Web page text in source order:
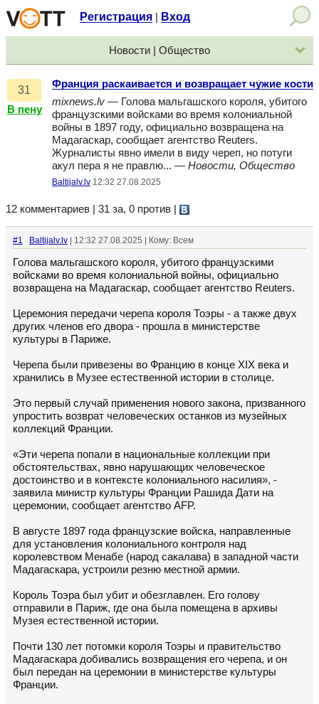
Регистрация Вход
Новости | Общество
31
В пену
Франция раскаивается и возвращает чужие кости
mixnews.lv — Голова мальгашского короля, убитого
французскими войсками во время колониальной
войны в 1897 году, официально возвращена на
Мадагаскар, сообщает агентство Reuters.
Журналисты явно имели в виду череп, но потуги
акул пера я не правлю... — Новости, Общество
Baltijalv.lv 12:32 27.08.2025
12 комментариев | 31 за, 0 против
#1 Baltijalv.lv | 12:32 27.08.2025 | Кому: Всем
Голова мальгашского короля, убитого французскими
войсками во время колониальной войны, официально
возвращена на Мадагаскар, сообщает агентство Reuters.
Церемония передачи черепа короля Тоэры - а также двух
других членов его двора - прошла в министерстве
культуры в Париже.
Черепа были привезены во Францию в конце XIX века и
хранились в Музее естественной истории в столице.
Это первый случай применения нового закона, призванного
упростить возврат человеческих останков из музейных
коллекций Франции.
«Эти черепа попали в национальные коллекции при
обстоятельствах, явно нарушающих человеческое
достоинство и в контексте колониального насилия», -
заявила министр культуры Франции Рашида Дати на
церемонии, сообщает агентство AFP.
В августе 1897 года французские войска, направленные
для установления колониального контроля над
королевством Менабе (народ сакалава) в западной части
Мадагаскара, устроили резню местной армии.
Король Тоэра был убит и обезглавлен. Его голову
отправили в Париж, где она была помещена в архивы
Музея естественной истории.
Почти 130 лет потомки короля Тоэры и правительство
Мадагаскара добивались возвращения его черепа, и он
был передан на церемонии в министерстве культуры
Франции.